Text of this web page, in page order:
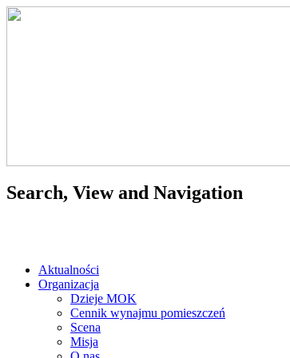
Search, View and Navigation
Aktualności
Organizacja
Dzieje MOK
Cennik wynajmu pomieszczeń
Scena
Misja